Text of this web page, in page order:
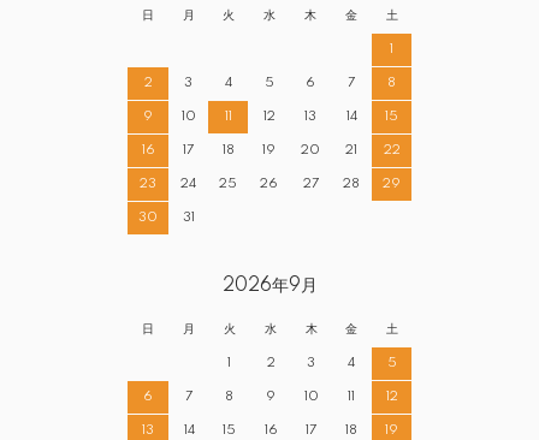
日 月 火 水 木 金 土
2 3 4 5 6 7 8
9 10 12 13 14 15
16 17 18 19 20 21 22
23 24 25 26 27 28 29
30 31
2026年9月
日 月 火 水 木 金 土
2 3 4 5
6 7 8 9 10 12
13 14 15 16 17 18 19